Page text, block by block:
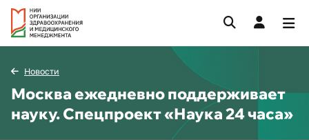
Новости
Москва ежедневно поддерживает
науку. Спецпроект «Наука 24 часа»